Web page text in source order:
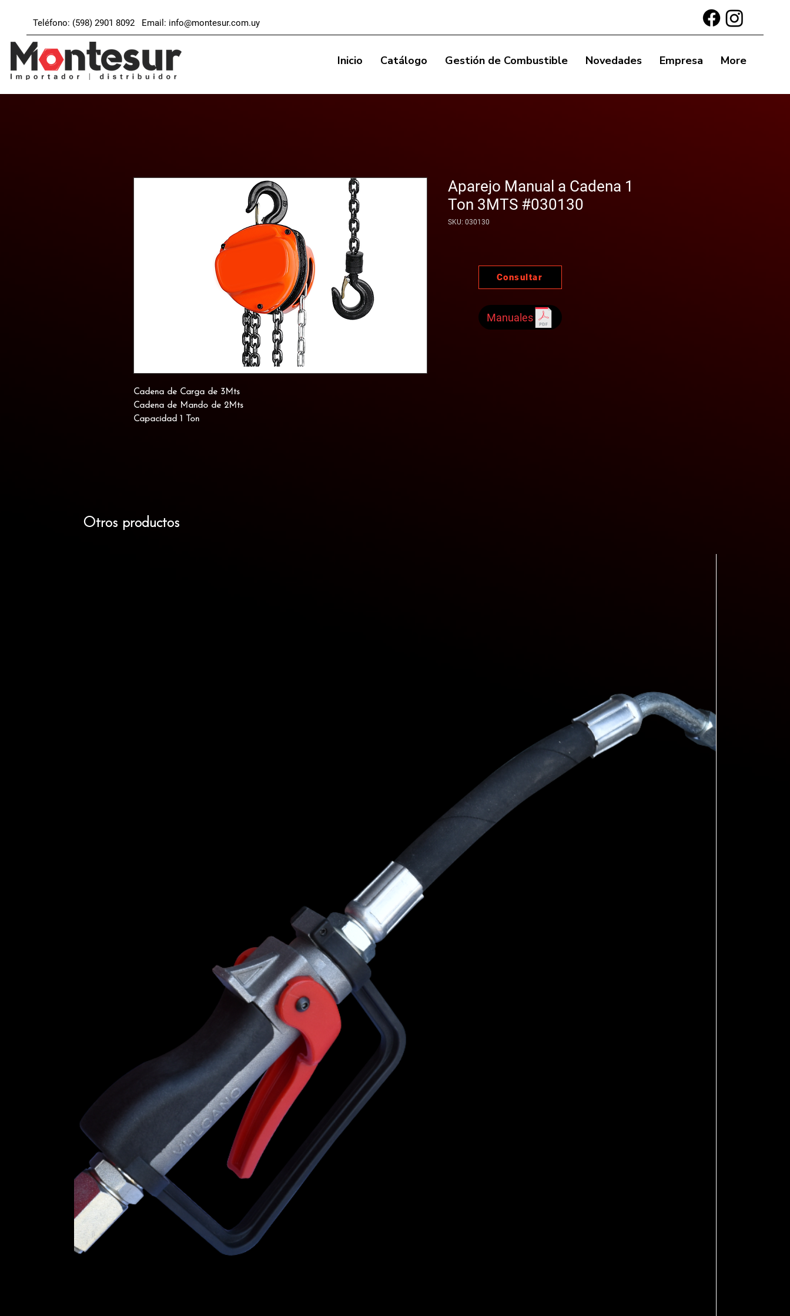
Teléfono: (598) 2901 8092 Email: info@montesur.com.uy
Inicio Catálogo Gestión de Combustible Novedades Empresa More
Cadena de Carga de 3Mts
Cadena de Mando de 2Mts
Capacidad 1 Ton
Aparejo Manual a Cadena 1
Ton 3MTS #030130
SKU: 030130
Consultar
Manuales
Otros productos